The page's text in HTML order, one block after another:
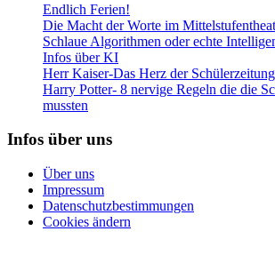
Endlich Ferien!
Die Macht der Worte im
Schlaue Algorithmen oder echte
Infos über KI
Herr Kaiser-Das Herz der Schülerzeitung
Harry Potter- 8 nervige Regeln die die
mussten
Infos über uns
Über uns
Impressum
Datenschutzbestimmungen
Cookies ändern